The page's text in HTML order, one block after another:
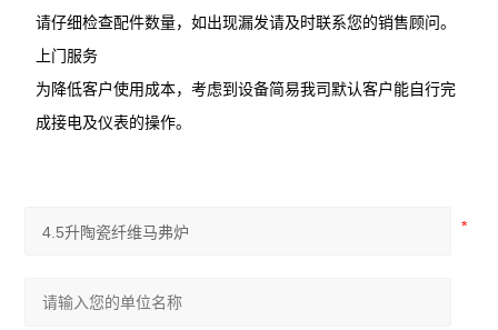
请仔细检查配件数量，如出现漏发请及时联系您的销售顾问。
上门服务
为降低客户使用成本，考虑到设备简易我司默认客户能自行完
成接电及仪表的操作。